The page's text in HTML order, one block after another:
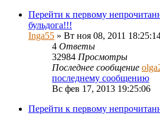
Перейти к первому
бульдога!!!
Inga55 » Вт ноя 08, 2011
4 Ответы
32984 Просмотры
Последнее сообщение
последнему сообщению
Вс фев 17, 2013 19:25:06
Перейти к первому